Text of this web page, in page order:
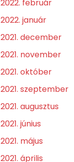
2022. február
2022. január
2021. december
2021. november
2021. október
2021. szeptember
2021. augusztus
2021. június
2021. május
2021. április